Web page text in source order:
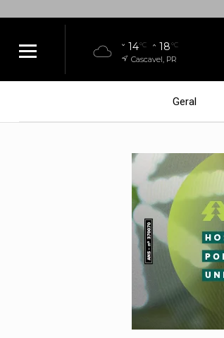
14°C 18°C
Cascavel, PR
Geral